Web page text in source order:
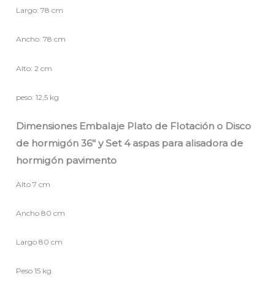
Largo: 78 cm
Ancho: 78 cm
Alto: 2 cm
peso: 12,5 kg
Dimensiones Embalaje Plato de Flotación o Disco
de hormigón 36″ y Set 4 aspas para alisadora de
hormigón pavimento
Alto 7 cm
Ancho 80 cm
Largo 80 cm
Peso 15 kg